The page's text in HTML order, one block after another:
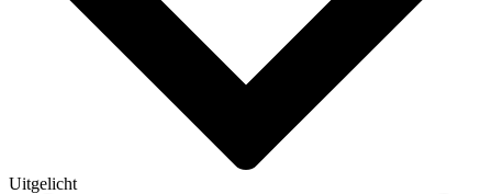
Uitgelicht